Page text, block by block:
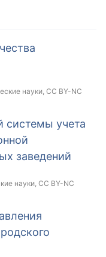
науки, CC BY-NC
системы учета
заведений
науки, CC BY-NC